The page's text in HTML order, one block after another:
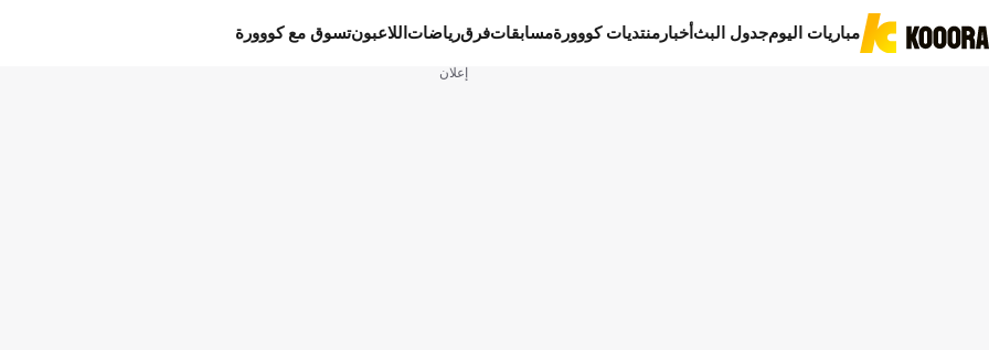
مباريات اليومجدول البثأخبار منتديات كووورةمسابقاتفرقرياضات اللاعبونتسوق مع كووورة
إعلان